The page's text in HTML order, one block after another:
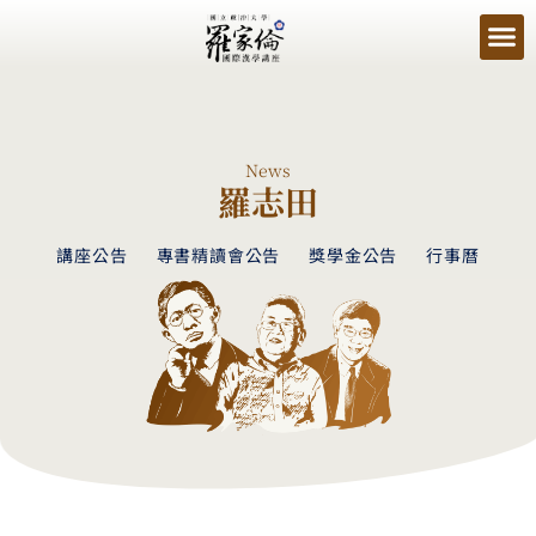
News
羅志田
講座公告 專書精讀會公告 獎學金公告 行事曆